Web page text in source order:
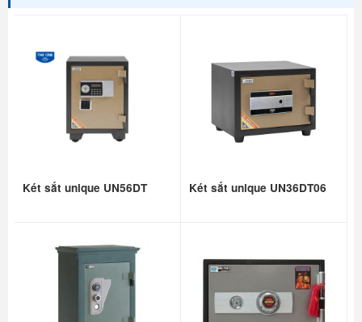
Két sắt unique UN56DT Két sắt unique UN36DT06